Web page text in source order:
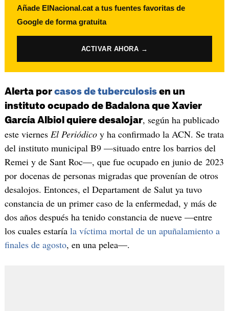
Añade ElNacional.cat a tus fuentes favoritas de
Google de forma gratuita
ACTIVAR AHORA →
Alerta por casos de tuberculosisen un
instituto ocupado de Badalona que Xavier
García Albiol quiere desalojar, según ha publicado
este viernes El Periódicoy ha confirmado la ACN. Se trata
del instituto municipal B9 —situado entre los barrios del
Remei y de Sant Roc—, que fue ocupado en junio de 2023
por docenas de personas migradas que provenían de otros
desalojos. Entonces, el Departament de Salut ya tuvo
constancia de un primer caso de la enfermedad, y más de
dos años después ha tenido constancia de nueve —entre
los cuales estaría la víctima mortal de un apuñalamiento a
finales de agosto, en una pelea—.